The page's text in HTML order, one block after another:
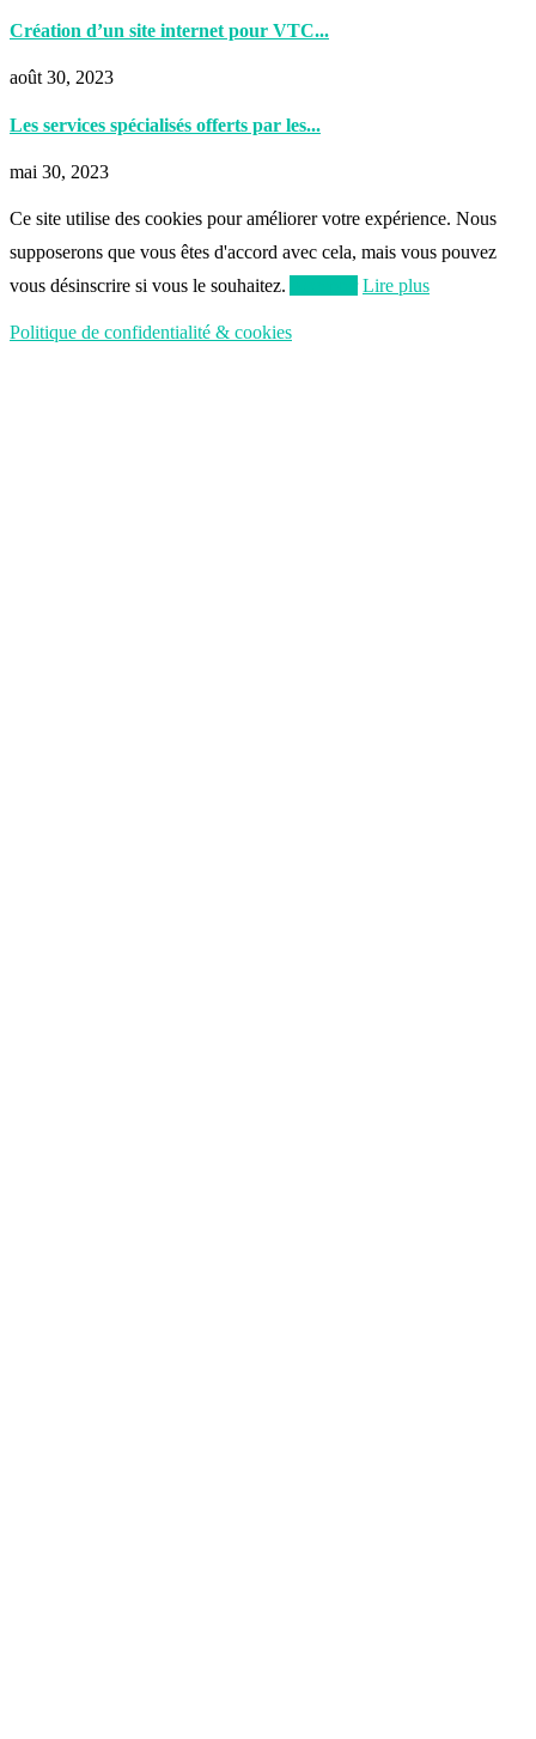
Création d’un site internet pour VTC...
août 30, 2023
Les services spécialisés offerts par les...
mai 30, 2023
Ce site utilise des cookies pour améliorer votre expérience. Nous
supposerons que vous êtes d'accord avec cela, mais vous pouvez
vous désinscrire si vous le souhaitez.
Lire plus
Politique de confidentialité & cookies